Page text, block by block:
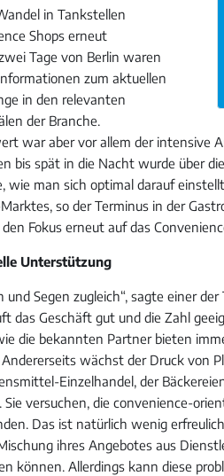
in Tankstellen
Shops erneut
Tage von Berlin waren
zum aktuellen
in den relevanten
der Branche.
war aber vor allem der intensive
bis spät in die Nacht wurde über
wie man sich optimal darauf
so der Terminus in der
Fokus erneut auf das
Unterstützung
und Segen zugleich“, sagte einer
das Geschäft gut und die Zahl
die bekannten Partner bieten
wächst der Druck von
Einzelhandel, der
Sie versuchen, die convenience-
Das ist natürlich wenig
ihres Angebotes aus
können. Allerdings kann diese